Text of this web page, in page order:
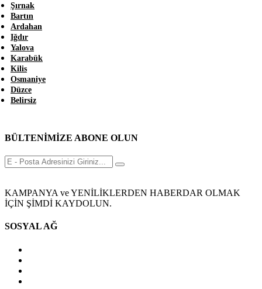
Şırnak
Bartın
Ardahan
Iğdır
Yalova
Karabük
Kilis
Osmaniye
Düzce
Belirsiz
BÜLTENİMİZE ABONE OLUN
KAMPANYA ve YENİLİKLERDEN HABERDAR OLMAK
İÇİN ŞİMDİ KAYDOLUN.
SOSYAL AĞ